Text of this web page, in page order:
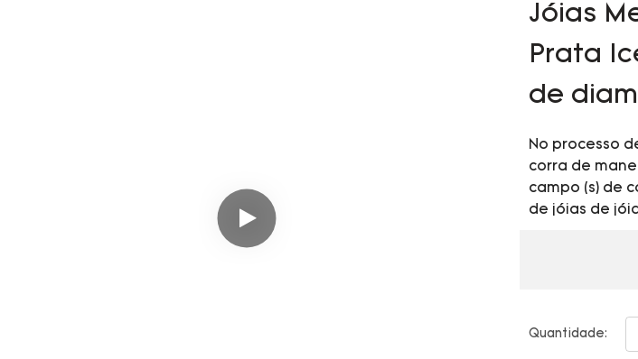
Jóias
Prata
de
No processo
corra de
campo (s) de
de jóias de
Quantidade: